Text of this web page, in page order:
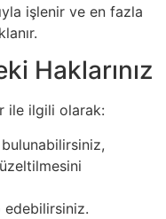
işlenir ve en fazla
Haklarınız
ile ilgili olarak:
edebilirsiniz.